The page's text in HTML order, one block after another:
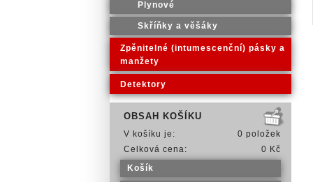
Plynové
Skříňky a věšáky
Zpěnitelné (intumescenční) pásky a
manžety
Detektory
OBSAH KOŠÍKU
V košíku je:
0 položek
Celková cena:
0 Kč
Košík